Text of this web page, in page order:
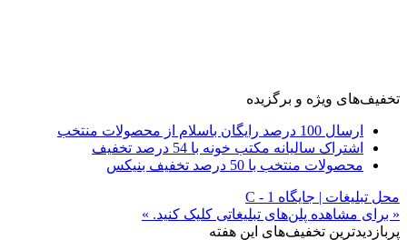
تخفیف‌های ویژه و برگزیده
ارسال 100 درصد رایگان باسلام از محصولات منتخب
اشتراک سالیانه مکتب خونه با 54 درصد تخفیف
محصولات منتخب با 50 درصد تخفیف بنیکس
محل تبلیغات | جایگاه C - 1
« برای مشاهده پلن‌های تبلیغاتی کلیک کنید. »
پربازدیدترین تخفیف‌های این هفته